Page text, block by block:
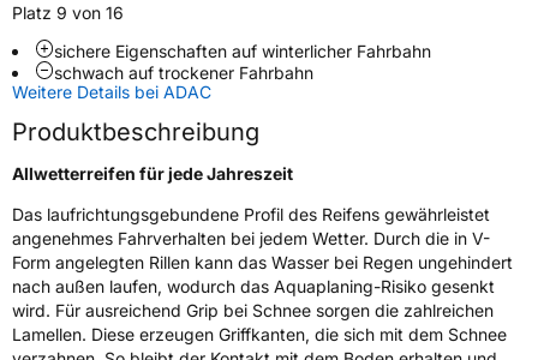
FahrzeugartPKW & SUV
Weitere Eigenschaften
SchlauchtypTL
M+SJa
EU Label
EffizienzC
Platz 9 von 16
sichere Eigenschaften auf winterlicher Fahrbahn
schwach auf trockener Fahrbahn
Weitere Details bei ADAC
Produktbeschreibung
Allwetterreifen für jede Jahreszeit
Das laufrichtungsgebundene Profil des Reifens gewährleistet
angenehmes Fahrverhalten bei jedem Wetter. Durch die in V-
Form angelegten Rillen kann das Wasser bei Regen ungehindert
nach außen laufen, wodurch das Aquaplaning-Risiko gesenkt
wird. Für ausreichend Grip bei Schnee sorgen die zahlreichen
Lamellen. Diese erzeugen Griffkanten, die sich mit dem Schnee